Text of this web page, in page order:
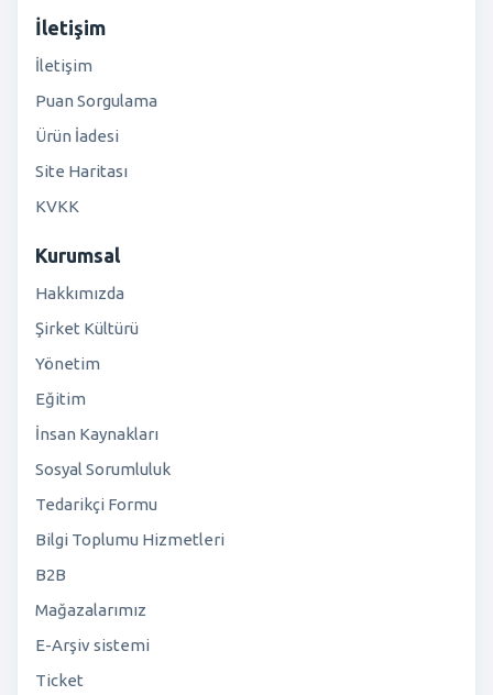
İletişim
İletişim
Puan Sorgulama
Ürün İadesi
Site Haritası
KVKK
Kurumsal
Hakkımızda
Şirket Kültürü
Yönetim
Eğitim
İnsan Kaynakları
Sosyal Sorumluluk
Tedarikçi Formu
Bilgi Toplumu Hizmetleri
B2B
Mağazalarımız
E-Arşiv sistemi
Ticket